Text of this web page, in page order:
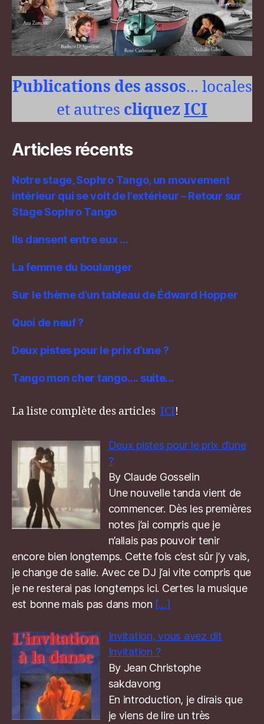
Publications des assos... locales
et autres cliquez ICI
Articles récents
Notre stage, Sophro Tango, un mouvement
intérieur qui se voit de l’extérieur – Retour sur
Stage Sophro Tango
Ils dansent entre eux …
La femme du boulanger
Sur le thème d’un tableau de Édward Hopper
Quoi de neuf ?
Deux pistes pour le prix d’une ?
Tango mon cher tango…. suite…
La liste complète des articles ICI!
Deux pistes pour le prix d’une
?
By Claude Gosselin
Une nouvelle tanda vient de
commencer. Dès les premières
notes j’ai compris que je
n’allais pas pouvoir tenir
encore bien longtemps. Cette fois c’est sûr j’y vais,
je change de salle. Avec ce DJ j’ai vite compris que
je ne resterai pas longtemps ici. Certes la musique
est bonne mais pas dans mon […]
Invitation, vous avez dit
Invitation ?
By Jean Christophe
sakdavong
En introduction, je dirais que
je viens de lire un très